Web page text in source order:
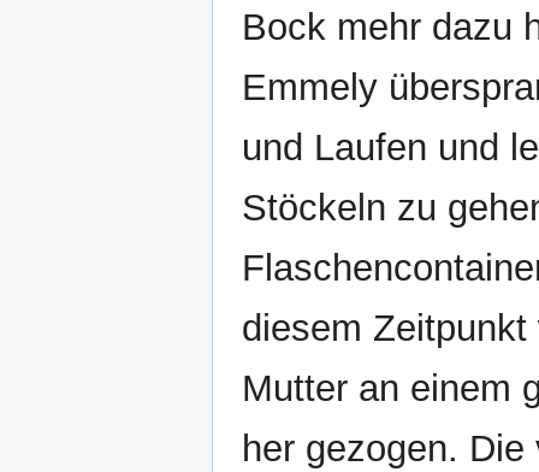
Bock mehr dazu
Emmely
und Laufen und
Stöckeln zu
diesem
Mutter an einem
her gezogen.